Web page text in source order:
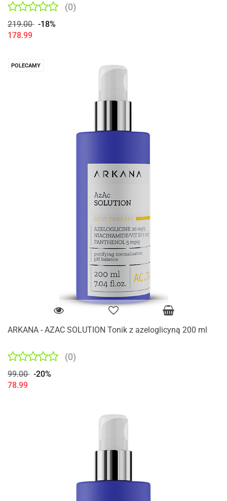
(0)
219.00 -18%
178.99
POLECAMY
ARKANA - AZAC SOLUTION Tonik z azeloglicyną 200 ml
(0)
99.00 -20%
78.99